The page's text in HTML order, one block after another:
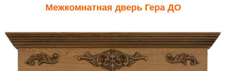
Межкомнатная дверь Гера ДО